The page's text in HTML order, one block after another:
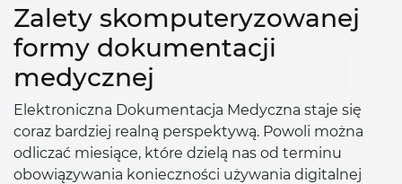
Zalety skomputeryzowanej
formy dokumentacji
medycznej
Elektroniczna Dokumentacja Medyczna staje się
coraz bardziej realną perspektywą. Powoli można
odliczać miesiące, które dzielą nas od terminu
obowiązywania konieczności używania digitalnej